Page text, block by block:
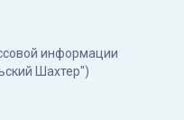
информации
Шахтер")